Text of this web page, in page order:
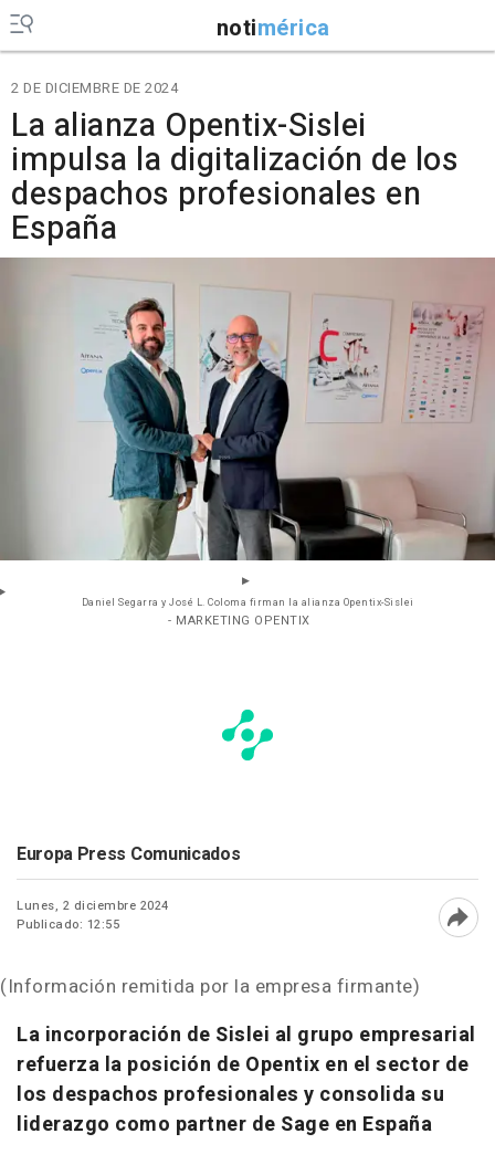
notimérica
2 DE DICIEMBRE DE 2024
La alianza Opentix-Sislei
impulsa la digitalización de los
despachos profesionales en
España
Daniel Segarra y José L. Coloma firman la alianza Opentix-Sislei
- MARKETING OPENTIX
Europa Press Comunicados
Lunes, 2 diciembre 2024
Publicado: 12:55
(Información remitida por la empresa firmante)
La incorporación de Sislei al grupo empresarial
refuerza la posición de Opentix en el sector de
los despachos profesionales y consolida su
liderazgo como partner de Sage en España